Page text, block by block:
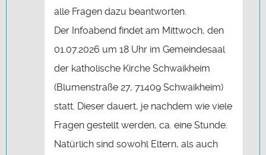
alle Fragen dazu beantworten.
Der Infoabend findet am Mittwoch, den
01.07.2026 um 18 Uhr im Gemeindesaal
der katholische Kirche Schwaikheim
(Blumenstraße 27, 71409 Schwaikheim)
statt. Dieser dauert, je nachdem wie viele
Fragen gestellt werden, ca. eine Stunde.
Natürlich sind sowohl Eltern, als auch